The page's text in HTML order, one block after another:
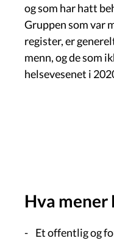
og som har hatt
Gruppen som var
register, er
menn, og de som
helsevesenet i
Hva
- Et offentlig og